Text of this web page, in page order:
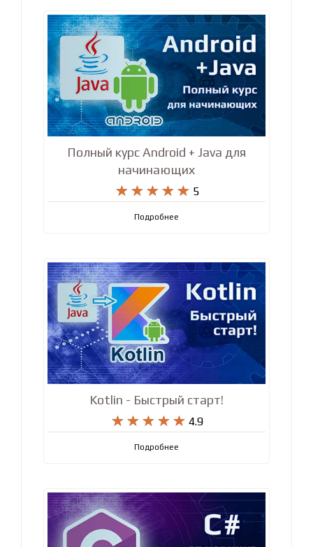
Полный курс Android + Java для
начинающих
    
     5
Подробнее
Kotlin - Быстрый старт!
    
     4.9
Подробнее